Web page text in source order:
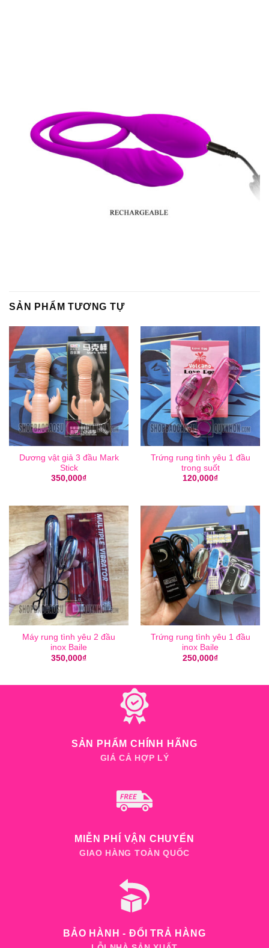
SẢN PHẨM TƯƠNG TỰ
Dương vật giả 3 đầu Mark
Stick
350,000₫
Trứng rung tình yêu 1 đầu
trong suốt
120,000₫
Máy rung tình yêu 2 đầu
inox Baile
350,000₫
Trứng rung tình yêu 1 đầu
inox Baile
250,000₫
SẢN PHẨM CHÍNH HÃNG
GIÁ CẢ HỢP LÝ
MIỄN PHÍ VẬN CHUYỂN
GIAO HÀNG TOÀN QUỐC
BẢO HÀNH - ĐỔI TRẢ HÀNG